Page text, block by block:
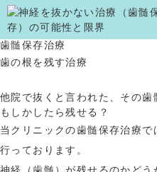
CLINIC
クリニック案内
院内感染対策
治療の流れ
治療説明へのこだわり
歯髄保存治療
HOME
歯髄保存治療
歯の根を残す治療
他院で抜くと言われた、その歯
もしかしたら残せる？
当クリニックの歯髄保存治療
行っております。